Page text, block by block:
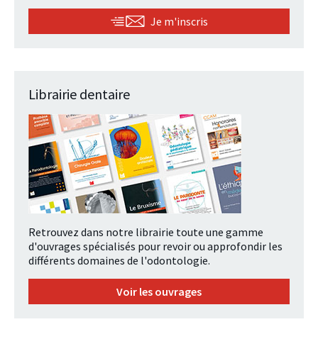
Je m'inscris
Librairie dentaire
Retrouvez dans notre librairie toute une gamme
d'ouvrages spécialisés pour revoir ou approfondir les
différents domaines de l'odontologie.
Voir les ouvrages